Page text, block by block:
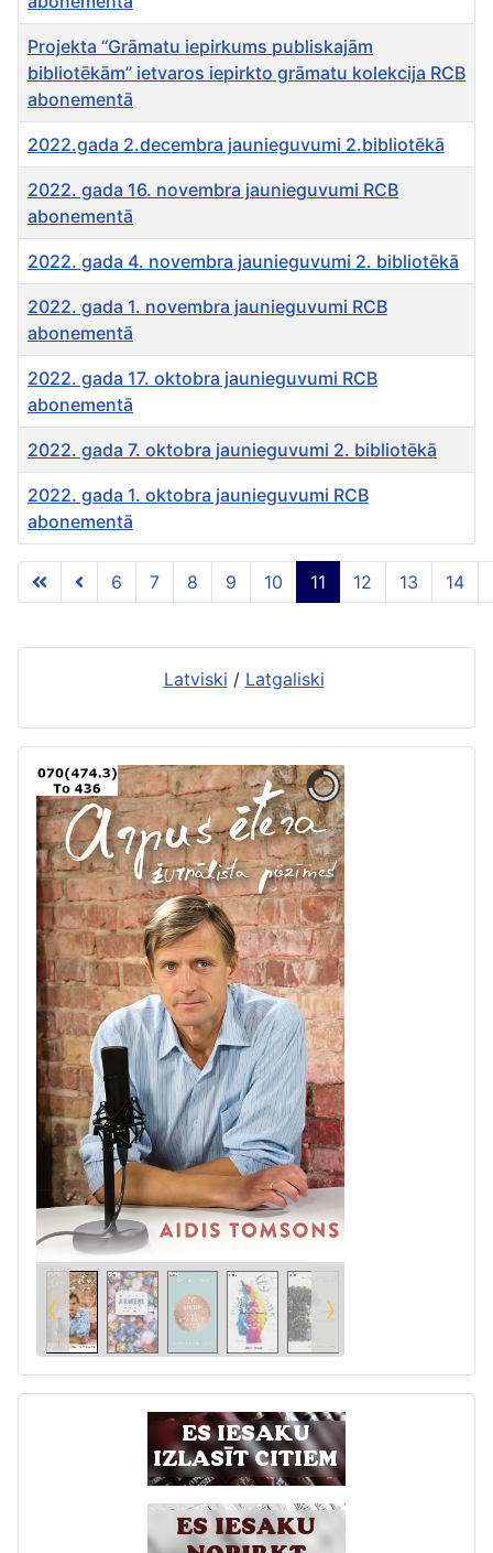
Rakstu tabula
Projekta “Grāmatu iepirkums publiskajām
bibliotēkām” ietvaros iepirkto grāmatu kolekcija RCB
abonementā
2022.gada 2.decembra jaunieguvumi 2.bibliotēkā
2022. gada 16. novembra jaunieguvumi RCB
abonementā
2022. gada 4. novembra jaunieguvumi 2. bibliotēkā
2022. gada 1. novembra jaunieguvumi RCB
abonementā
2022. gada 17. oktobra jaunieguvumi RCB
abonementā
2022. gada 7. oktobra jaunieguvumi 2. bibliotēkā
2022. gada 1. oktobra jaunieguvumi RCB
abonementā
11 lapa no 46
6 7 8 9 10 11 12 13 14
Latviski / Latgaliski